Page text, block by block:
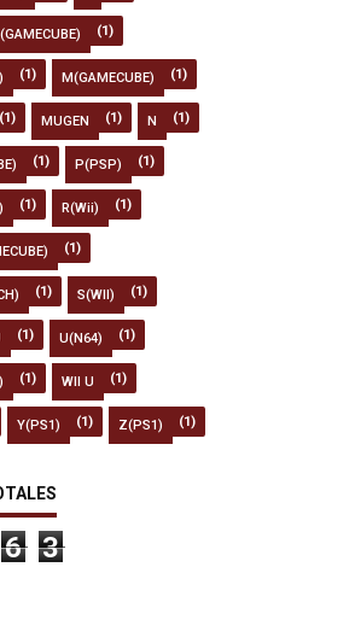
(1)
(1) M(GAMECUBE) (1)
(1) MUGEN (1) N (1)
(1) P(PSP) (1)
(1) R(Wii) (1)
(1)
(1) S(WII) (1)
(1) U(N64) (1)
(1) WII U (1)
Y(PS1) (1) Z(PS1) (1)
6 3